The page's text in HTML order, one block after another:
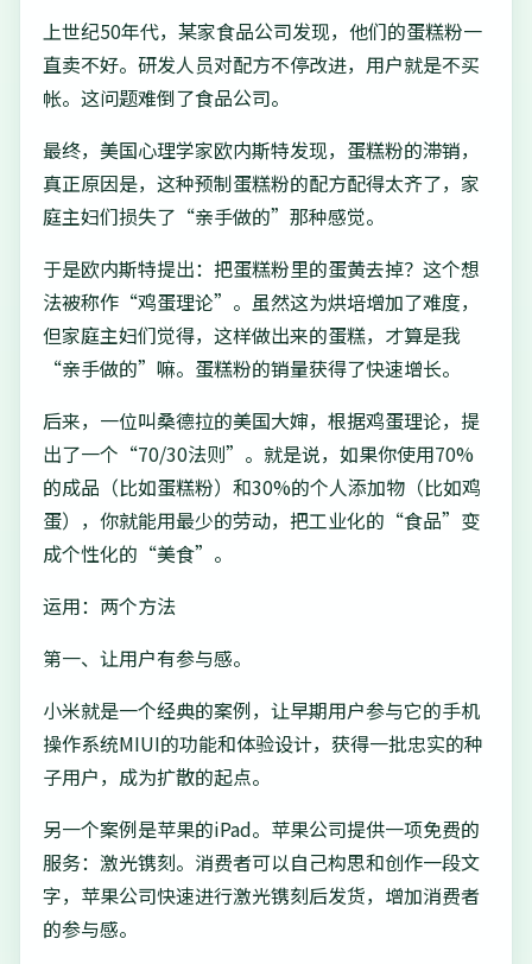
上世纪50年代，某家食品公司发现，他们的蛋糕粉一
直卖不好。研发人员对配方不停改进，用户就是不买
帐。这问题难倒了食品公司。
最终，美国心理学家欧内斯特发现，蛋糕粉的滞销，
真正原因是，这种预制蛋糕粉的配方配得太齐了，家
庭主妇们损失了“亲手做的”那种感觉。
于是欧内斯特提出：把蛋糕粉里的蛋黄去掉？这个想
法被称作“鸡蛋理论”。虽然这为烘培增加了难度，
但家庭主妇们觉得，这样做出来的蛋糕，才算是我
“亲手做的”嘛。蛋糕粉的销量获得了快速增长。
后来，一位叫桑德拉的美国大婶，根据鸡蛋理论，提
出了一个“70/30法则”。就是说，如果你使用70%
的成品（比如蛋糕粉）和30%的个人添加物（比如鸡
蛋），你就能用最少的劳动，把工业化的“食品”变
成个性化的“美食”。
运用：两个方法
第一、让用户有参与感。
小米就是一个经典的案例，让早期用户参与它的手机
操作系统MIUI的功能和体验设计，获得一批忠实的种
子用户，成为扩散的起点。
另一个案例是苹果的iPad。苹果公司提供一项免费的
服务：激光镌刻。消费者可以自己构思和创作一段文
字，苹果公司快速进行激光镌刻后发货，增加消费者
的参与感。